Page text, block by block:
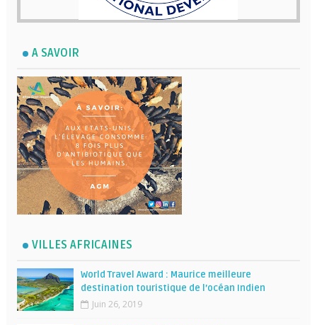
A SAVOIR
VILLES AFRICAINES
World Travel Award : Maurice meilleure
destination touristique de l’océan Indien
Juin 26, 2019